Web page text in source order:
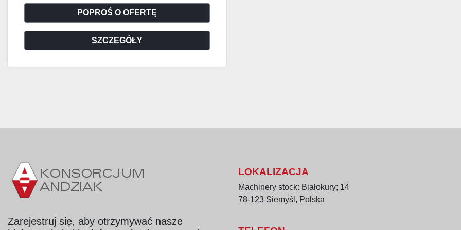
POPROŚ O OFERTĘ
SZCZEGÓŁY
Zarejestruj się, aby otrzymywać nasze
LOKALIZACJA
Machinery stock: Białokury; 14
78-123 Siemyśl, Polska